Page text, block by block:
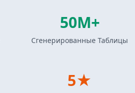
50M+
Сгенерированные Таблицы
5★